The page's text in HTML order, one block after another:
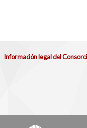
Información legal del